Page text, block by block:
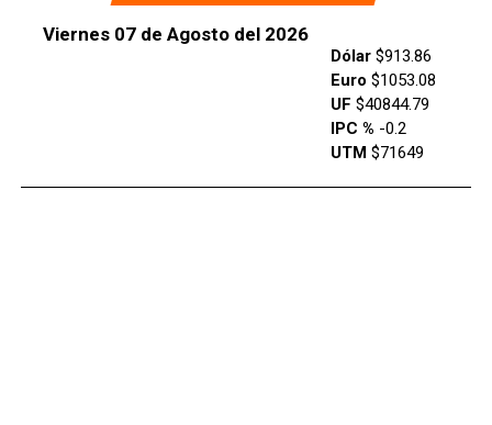
Viernes 07 de Agosto del 2026
Dólar$913.86
Euro $1053.08
UF $40844.79
IPC % -0.2
UTM$71649